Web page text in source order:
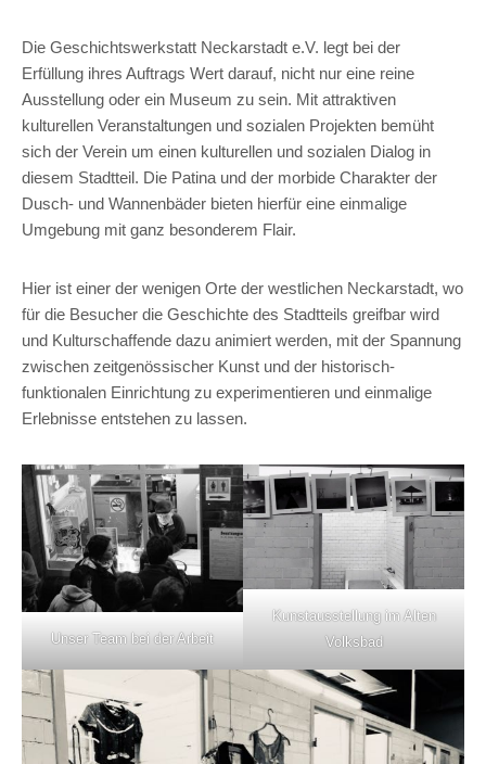
Die Geschichtswerkstatt Neckarstadt e.V. legt bei der
Erfüllung ihres Auftrags Wert darauf, nicht nur eine reine
Ausstellung oder ein Museum zu sein. Mit attraktiven
kulturellen Veranstaltungen und sozialen Projekten bemüht
sich der Verein um einen kulturellen und sozialen Dialog in
diesem Stadtteil. Die Patina und der morbide Charakter der
Dusch- und Wannenbäder bieten hierfür eine einmalige
Umgebung mit ganz besonderem Flair.
Hier ist einer der wenigen Orte der westlichen Neckarstadt, wo
für die Besucher die Geschichte des Stadtteils greifbar wird
und Kulturschaffende dazu animiert werden, mit der Spannung
zwischen zeitgenössischer Kunst und der historisch-
funktionalen Einrichtung zu experimentieren und einmalige
Erlebnisse entstehen zu lassen.
Unser Team bei der Arbeit
Kunstausstellung im Alten
Volksbad